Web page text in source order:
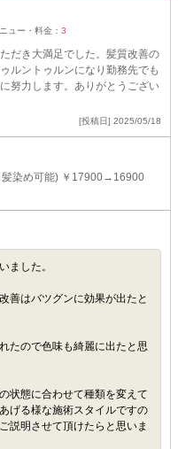
ュー・料金： 3
だき大満足でした。髪質改善の
ルントゥルンになり勤務先でも
努力します。ありがとうござい
[投稿日] 2025/05/18
髪染め可能) ￥17900→16900
ました。
善はバツグンに効果が出たと
たので色味も綺麗に出たと思
状態に合わせて種類を変えて
げる様な施術スタイルですの
説明させて頂けたらと思いま